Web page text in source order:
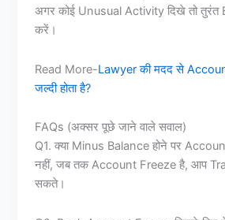
अगर कोई Unusual Activity दिखे तो तुरंत
करें।
Read More-Lawyer की मदद से
जल्दी होता है?
FAQs (अक्सर पूछे जाने वाले सवाल)
Q1. क्या Minus Balance होने पर
नहीं, जब तक Account Freeze है, आप
सकते।